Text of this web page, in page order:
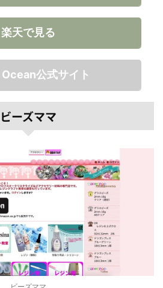
楽天で見る
公式サイト
ビーズママ